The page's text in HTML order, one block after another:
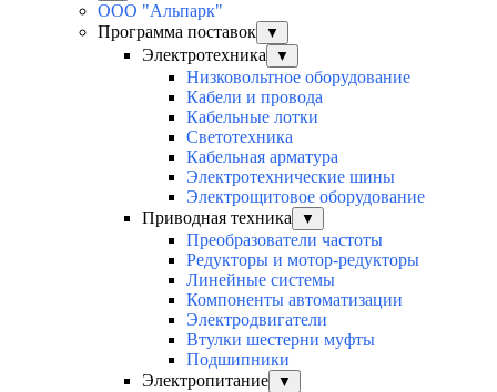
ООО "Альпарк"
Программа поставок
▼
Электротехника ▼
Низковольтное оборудование
Кабели и провода
Кабельные лотки
Светотехника
Кабельная арматура
Электротехнические шины
Электрощитовое оборудование
Приводная техника
▼
Преобразователи частоты
Редукторы и мотор-редукторы
Линейные системы
Компоненты автоматизации
Электродвигатели
Втулки шестерни муфты
Подшипники
Электропитание
▼